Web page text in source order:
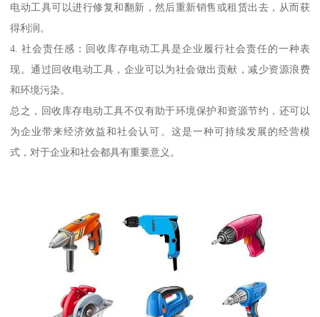
电动工具可以进行修复和翻新，然后重新销售或租赁出去，从而获
得利润。
4. 社会责任感：回收库存电动工具是企业履行社会责任的一种表
现。通过回收电动工具，企业可以为社会做出贡献，减少资源浪费
和环境污染。
总之，回收库存电动工具不仅有助于环境保护和资源节约，还可以
为企业带来经济效益和社会认可。这是一种可持续发展的经营模
式，对于企业和社会都具有重要意义。